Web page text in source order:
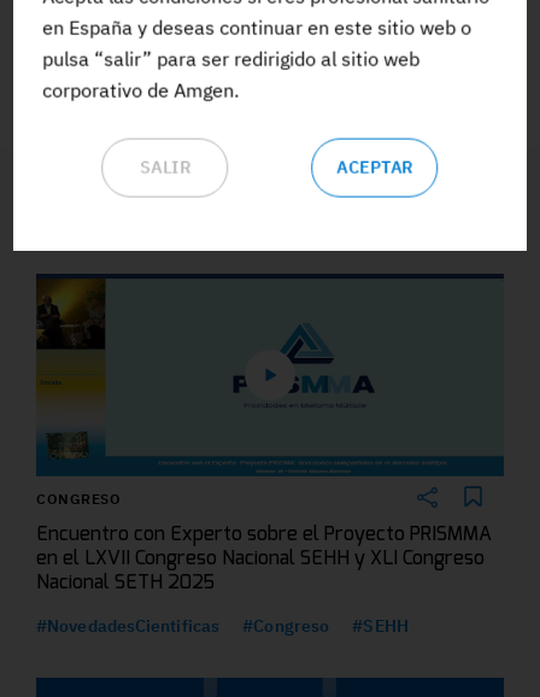
en España y deseas continuar en este sitio web o
pulsa “salir” para ser redirigido al sitio web
corporativo de Amgen.
SALIR ACEPTAR
ACCEDE A TODA LA FORMACIÓN
CONGRESO
Encuentro con Experto sobre el Proyecto PRISMMA
en el LXVII Congreso Nacional SEHH y XLI Congreso
Nacional SETH 2025
#NovedadesCientificas #Congreso #SEHH